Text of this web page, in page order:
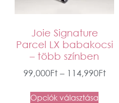
Joie Signature
Parcel LX babakocsi
– több színben
99,000Ft – 114,990Ft
Opciók választása